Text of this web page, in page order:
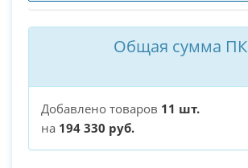
Общая сумма ПК
Добавлено товаров 11 шт.
на 194 330 руб.